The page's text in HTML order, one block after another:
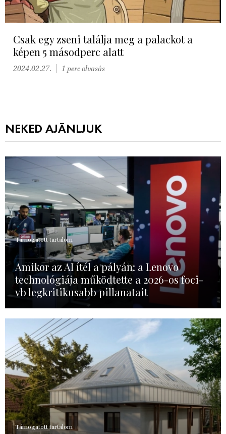
Csak egy zseni találja meg a palackot a
képen 5 másodperc alatt
2024.02.27. 1 perc olvasás
NEKED AJÁNLJUK
Támogatott tartalom
Amikor az AI ítél a pályán: a Lenovo
technológiája működtette a 2026-os foci-
vb legkritikusabb pillanatait
Támogatott tartalom